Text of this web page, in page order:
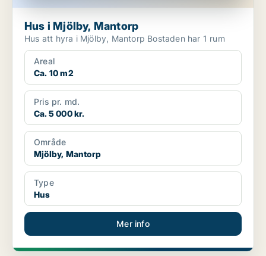
Hus i Mjölby, Mantorp
Hus att hyra i Mjölby, Mantorp Bostaden har 1 rum
Areal
Ca. 10 m2
Pris pr. md.
Ca. 5 000 kr.
Område
Mjölby, Mantorp
Type
Hus
Mer info